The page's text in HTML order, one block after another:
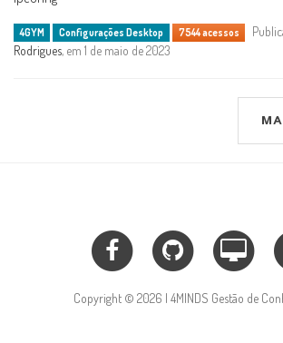
4GYM Configurações Desktop 7544 acessos
Rodrigues, em 1 de maio de 2023
Copyright © 2026 | 4MINDS Gestão de